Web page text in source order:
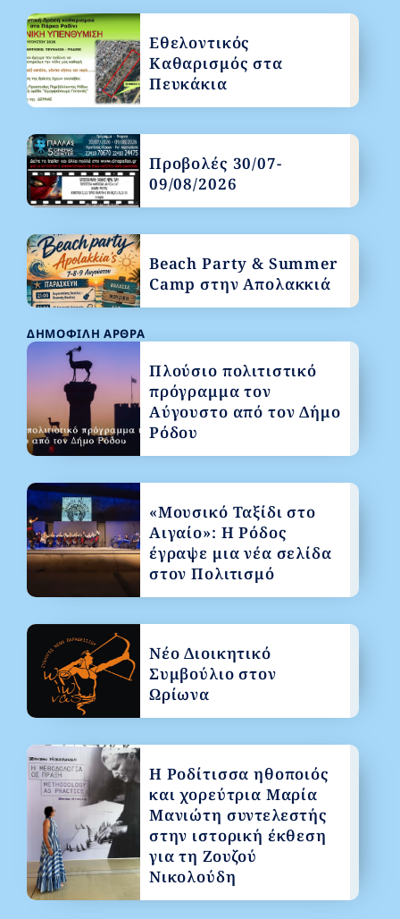
ΔΗΜΟΦΙΛΉ ΆΡΘΡΑ
Πλούσιο πολιτιστικό
πρόγραμμα τον
Αύγουστο από τον Δήμο
Ρόδου
«Μουσικό Ταξίδι στο
Αιγαίο»: Η Ρόδος
έγραψε μια νέα σελίδα
στον Πολιτισμό
Νέο Διοικητικό
Συμβούλιο στον
Ωρίωνα
Η Ροδίτισσα ηθοποιός
και χορεύτρια Μαρία
Μανιώτη συντελεστής
στην ιστορική έκθεση
για τη Ζουζού
Νικολούδη
Εθελοντικός
Καθαρισμός στα
Πευκάκια
Προβολές 30/07-
09/08/2026
Beach Party & Summer
Camp στην Απολακκιά